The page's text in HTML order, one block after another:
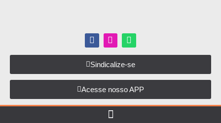
Sindicalize-se
Acesse nosso APP